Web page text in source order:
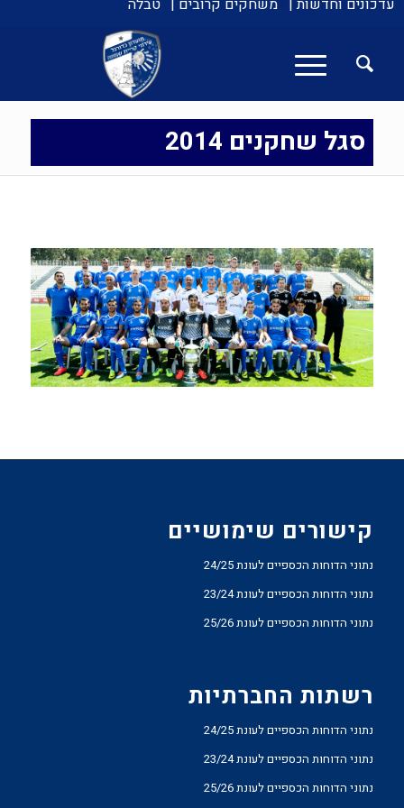
עדכונים וחדשות | משחקים קרובים | טבלה
סגל שחקנים 2014
קישורים שימושיים
נתוני הדוחות הכספיים לעונת 24/25
נתוני הדוחות הכספיים לעונת 23/24
נתוני הדוחות הכספיים לעונת 25/26
רשתות החברתיות
נתוני הדוחות הכספיים לעונת 24/25
נתוני הדוחות הכספיים לעונת 23/24
נתוני הדוחות הכספיים לעונת 25/26